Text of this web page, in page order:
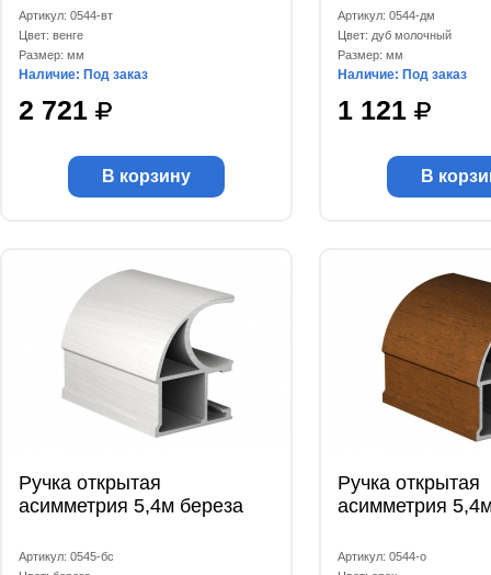
Артикул: 0544-вт
Цвет: венге
Размер: мм
Наличие: Под заказ
2 721
В корзину
Артикул: 0544-дм
Цвет: дуб молочный
Размер: мм
Наличие: Под заказ
1 121
В
Ручка открытая
асимметрия 5,4м береза
Артикул: 0545-бс
Ручка открытая
асимметрия
Артикул: 0544-о